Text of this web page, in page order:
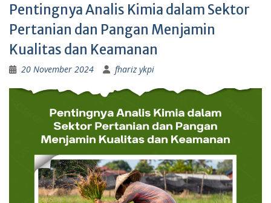
Pentingnya Analis Kimia dalam Sektor
Pertanian dan Pangan Menjamin
Kualitas dan Keamanan
20 November 2024 fhariz ykpi